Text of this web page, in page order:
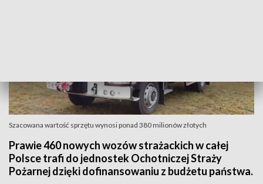
Szacowana wartość sprzętu wynosi ponad 380 milionów złotych
Prawie 460 nowych wozów strażackich w całej
Polsce trafi do jednostek Ochotniczej Straży
Pożarnej dzięki dofinansowaniu z budżetu państwa.